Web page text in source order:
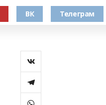
ВК Телеграм